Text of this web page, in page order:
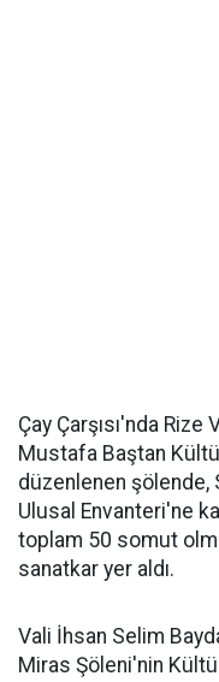
Çay Çarşısı'nda
Mustafa Baştan
düzenlenen şölende,
Ulusal Envanteri'ne
toplam 50 somut
sanatkar yer aldı.
Vali İhsan Selim
Miras Şöleni'nin